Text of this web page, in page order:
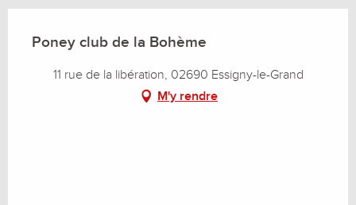
Poney club de la Bohème
11 rue de la libération, 02690 Essigny-le-Grand
M'y rendre